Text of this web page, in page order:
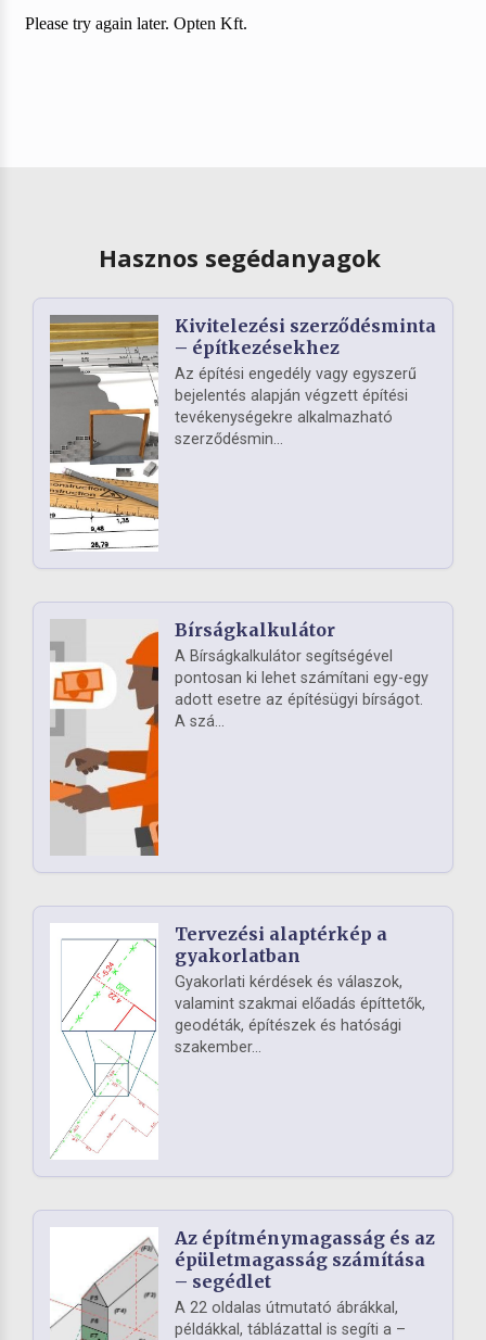
Hasznos segédanyagok
Kivitelezési szerződésminta
– építkezésekhez
Az építési engedély vagy egyszerű
bejelentés alapján végzett építési
tevékenységekre alkalmazható
szerződésmin...
Bírságkalkulátor
A Bírságkalkulátor segítségével
pontosan ki lehet számítani egy-egy
adott esetre az építésügyi bírságot.
A szá...
Tervezési alaptérkép a
gyakorlatban
Gyakorlati kérdések és válaszok,
valamint szakmai előadás építtetők,
geodéták, építészek és hatósági
szakember...
Az építménymagasság és az
épületmagasság számítása
– segédlet
A 22 oldalas útmutató ábrákkal,
példákkal, táblázattal is segíti a –